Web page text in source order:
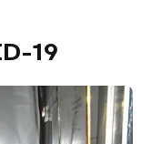
19